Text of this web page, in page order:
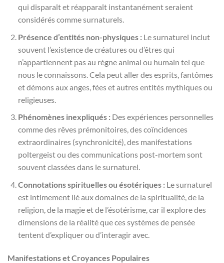
qui disparaît et réapparaît instantanément seraient
considérés comme surnaturels.
Présence d’entités non-physiques :Le surnaturel inclut
souvent l’existence de créatures ou d’êtres qui
n’appartiennent pas au règne animal ou humain tel que
nous le connaissons. Cela peut aller des esprits, fantômes
et démons aux anges, fées et autres entités mythiques ou
religieuses.
Phénomènes inexpliqués :Des expériences personnelles
comme des rêves prémonitoires, des coïncidences
extraordinaires (synchronicité), des manifestations
poltergeist ou des communications post-mortem sont
souvent classées dans le surnaturel.
Connotations spirituelles ou ésotériques :Le surnaturel
est intimement lié aux domaines de la spiritualité, de la
religion, de la magie et de l’ésotérisme, car il explore des
dimensions de la réalité que ces systèmes de pensée
tentent d’expliquer ou d’interagir avec.
Manifestations et Croyances Populaires